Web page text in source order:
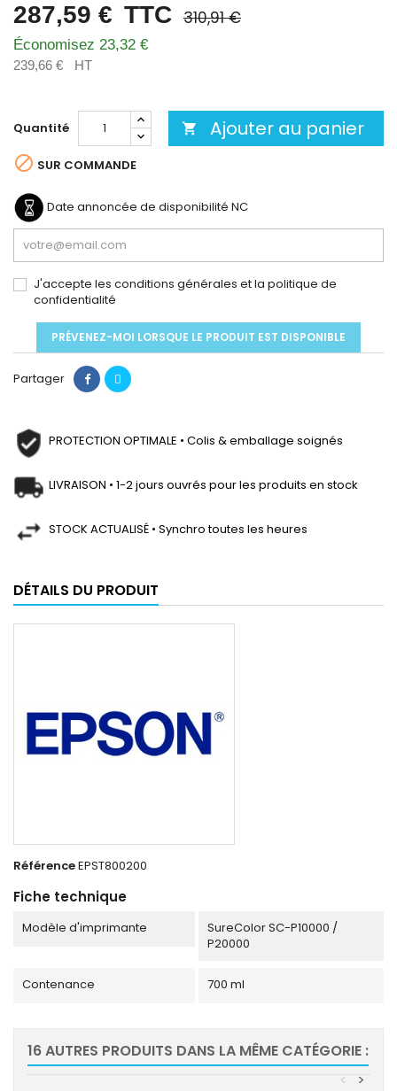
287,59 € TTC 310,91 €
Économisez 23,32 €
239,66 € HT
Quantité  Ajouter au panier
 SUR COMMANDE
Date annoncée de disponibilité NC
J'accepte les conditions générales et la politique de
confidentialité
PRÉVENEZ-MOI LORSQUE LE PRODUIT EST DISPONIBLE
Partager
PROTECTION OPTIMALE • Colis & emballage soignés
LIVRAISON • 1-2 jours ouvrés pour les produits en stock
STOCK ACTUALISÉ • Synchro toutes les heures
DÉTAILS DU PRODUIT
RéférenceEPST800200
Fiche technique
Modèle d'imprimante
SureColor SC-P10000 /
P20000
Contenance 700 ml
16 AUTRES PRODUITS DANS LA MÊME CATÉGORIE :
>
<